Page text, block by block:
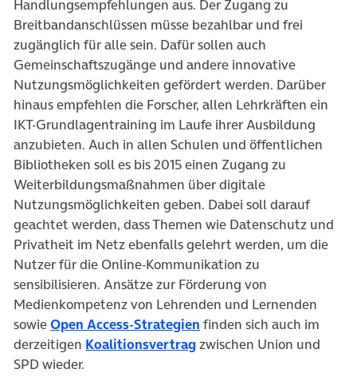
Handlungsempfehlungen aus. Der Zugang zu
Breitbandanschlüssen müsse bezahlbar und frei
zugänglich für alle sein. Dafür sollen auch
Gemeinschaftszugänge und andere innovative
Nutzungsmöglichkeiten gefördert werden. Darüber
hinaus empfehlen die Forscher, allen Lehrkräften ein
IKT-Grundlagentraining im Laufe ihrer Ausbildung
anzubieten. Auch in allen Schulen und öffentlichen
Bibliotheken soll es bis 2015 einen Zugang zu
Weiterbildungsmaßnahmen über digitale
Nutzungsmöglichkeiten geben. Dabei soll darauf
geachtet werden, dass Themen wie Datenschutz und
Privatheit im Netz ebenfalls gelehrt werden, um die
Nutzer für die Online-Kommunikation zu
sensibilisieren. Ansätze zur Förderung von
Medienkompetenz von Lehrenden und Lernenden
sowieOpen Access-Strategien finden sich auch im
derzeitigen Koalitionsvertragzwischen Union und
SPD wieder.